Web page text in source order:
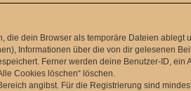
dein Browser als temporäre Dateien
Informationen über die von dir gelesenen
Ferner werden deine Benutzer-ID,
Cookies löschen“ löschen.
angibst. Für die Registrierung sind